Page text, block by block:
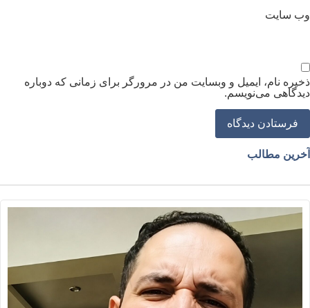
سایت
نام، ایمیل و وبسایت من در مرورگر برای زمانی که دوباره
می‌نویسم.
مطالب